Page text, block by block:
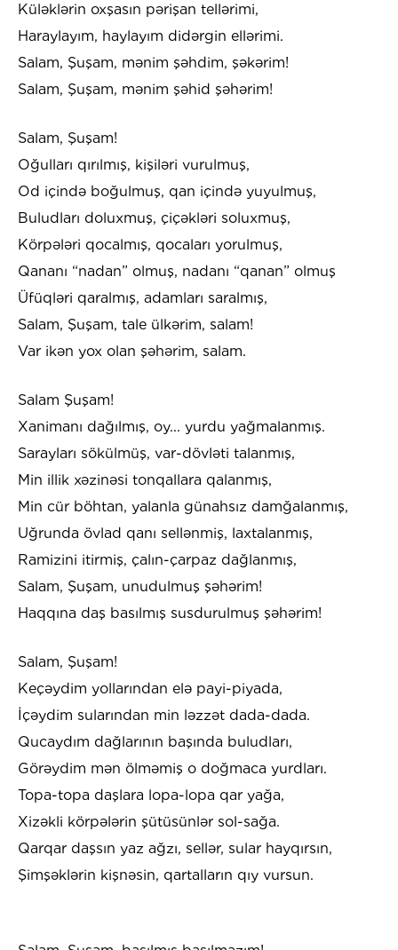
Küləklərin oxşasın pərişan tellərimi,
Haraylayım, haylayım didərgin ellərimi.
Salam, Şuşam, mənim şəhdim, şəkərim!
Salam, Şuşam, mənim şəhid şəhərim!
Salam, Şuşam!
Oğulları qırılmış, kişiləri vurulmuş,
Od içində boğulmuş, qan içində yuyulmuş,
Buludları doluxmuş, çiçəkləri soluxmuş,
Körpələri qocalmış, qocaları yorulmuş,
Qananı “nadan” olmuş, nadanı “qanan” olmuş
Üfüqləri qaralmış, adamları saralmış,
Salam, Şuşam, tale ülkərim, salam!
Var ikən yox olan şəhərim, salam.
Salam Şuşam!
Xanimanı dağılmış, oy... yurdu yağmalanmış.
Sarayları sökülmüş, var-dövləti talanmış,
Min illik xəzinəsi tonqallara qalanmış,
Min cür böhtan, yalanla günahsız damğalanmış,
Uğrunda övlad qanı sellənmiş, laxtalanmış,
Ramizini itirmiş, çalın-çarpaz dağlanmış,
Salam, Şuşam, unudulmuş şəhərim!
Haqqına daş basılmış susdurulmuş şəhərim!
Salam, Şuşam!
Keçəydim yollarından elə payi-piyada,
İçəydim sularından min ləzzət dada-dada.
Qucaydım dağlarının başında buludları,
Görəydim mən ölməmiş o doğmaca yurdları.
Topa-topa daşlara lopa-lopa qar yağa,
Xizəkli körpələrin şütüsünlər sol-sağa.
Qarqar daşsın yaz ağzı, sellər, sular hayqırsın,
Şimşəklərin kişnəsin, qartalların qıy vursun.